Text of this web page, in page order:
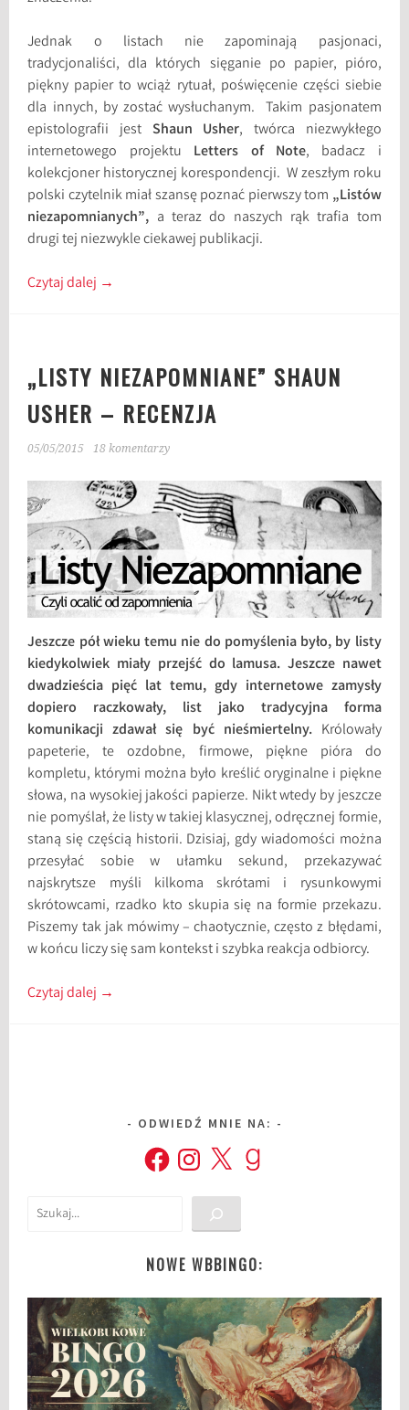
Jednak o listach nie zapominają pasjonaci,
tradycjonaliści, dla których sięganie po papier, pióro,
piękny papier to wciąż rytuał, poświęcenie części siebie
dla innych, by zostać wysłuchanym. Takim pasjonatem
epistolografii jest Shaun Usher, twórca niezwykłego
internetowego projektu Letters of Note, badacz i
kolekcjoner historycznej korespondencji. W zeszłym roku
polski czytelnik miał szansę poznać pierwszy tom „Listów
niezapomnianych”, a teraz do naszych rąk trafia tom
drugi tej niezwykle ciekawej publikacji.
Czytaj dalej →
„LISTY NIEZAPOMNIANE” SHAUN
USHER – RECENZJA
05/05/2015 18 komentarzy
Jeszcze pół wieku temu nie do pomyślenia było, by listy
kiedykolwiek miały przejść do lamusa. Jeszcze nawet
dwadzieścia pięć lat temu, gdy internetowe zamysły
dopiero raczkowały, list jako tradycyjna forma
komunikacji zdawał się być nieśmiertelny.Królowały
papeterie, te ozdobne, firmowe, piękne pióra do
kompletu, którymi można było kreślić oryginalne i piękne
słowa, na wysokiej jakości papierze. Nikt wtedy by jeszcze
nie pomyślał, że listy w takiej klasycznej, odręcznej formie,
staną się częścią historii. Dzisiaj, gdy wiadomości można
przesyłać sobie w ułamku sekund, przekazywać
najskrytsze myśli kilkoma skrótami i rysunkowymi
skrótowcami, rzadko kto skupia się na formie przekazu.
Piszemy tak jak mówimy – chaotycznie, często z błędami,
w końcu liczy się sam kontekst i szybka reakcja odbiorcy.
Czytaj dalej →
ODWIEDŹ MNIE NA:
FacebookInstagram
X Goodreads
Szukaj
NOWE WBBINGO: